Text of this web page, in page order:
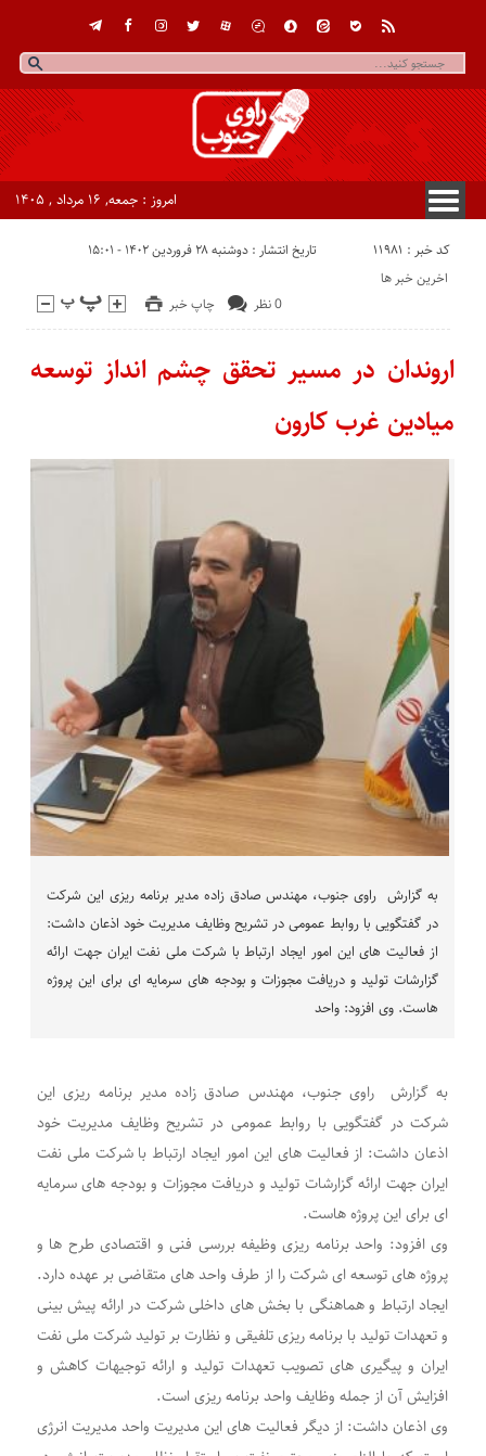
امروز : جمعه, ۱۶ مرداد , ۱۴۰۵
کد خبر : 11981 تاریخ انتشار : دوشنبه ۲۸ فروردین ۱۴۰۲ - ۱۵:۰۱
چاپ خبر 0 نظر
اخرین خبر ها
اروندان در مسیر تحقق چشم انداز توسعه
میادین غرب کارون
به گزارش راوی جنوب، مهندس صادق زاده مدیر برنامه ریزی این شرکت
در گفتگویی با روابط عمومی در تشریح وظایف مدیریت خود اذعان داشت:
از فعالیت های این امور ایجاد ارتباط با شرکت ملی نفت ایران جهت ارائه
گزارشات تولید و دریافت مجوزات و بودجه ‌های سرمایه ای برای این پروژه
هاست. وی افزود: واحد
به گزارش راوی جنوب، مهندس صادق زاده مدیر برنامه ریزی این
شرکت در گفتگویی با روابط عمومی در تشریح وظایف مدیریت خود
اذعان داشت: از فعالیت های این امور ایجاد ارتباط با شرکت ملی نفت
ایران جهت ارائه گزارشات تولید و دریافت مجوزات و بودجه ‌های سرمایه
ای برای این پروژه هاست.
وی افزود: واحد برنامه ریزی وظیفه بررسی فنی و اقتصادی طرح ها و
پروژه های توسعه ای شرکت را از طرف واحد های متقاضی بر عهده دارد.
ایجاد ارتباط و هماهنگی با بخش های داخلی شرکت در ارائه پیش بینی
و تعهدات تولید با برنامه ریزی تلفیقی و نظارت بر تولید شرکت ملی نفت
ایران و پیگیری های تصویب تعهدات تولید و ارائه توجیهات کاهش و
افزایش آن از جمله وظایف واحد برنامه ریزی است.
وی اذعان داشت: از دیگر فعالیت های این مدیریت واحد مدیریت انرژی